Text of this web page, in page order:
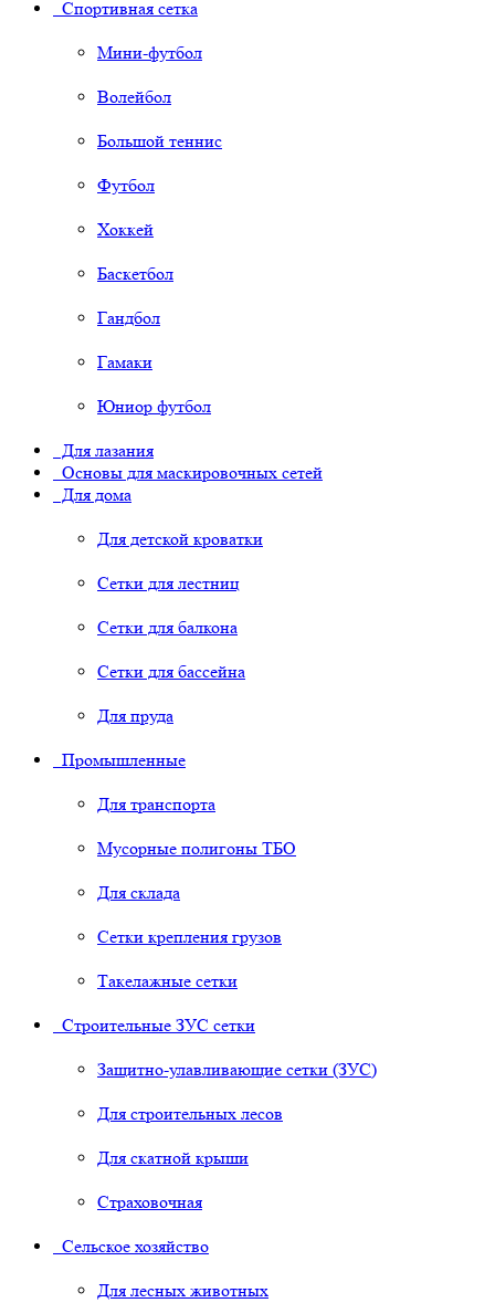
Спортивная сетка
Мини-футбол
Волейбол
Большой теннис
Футбол
Хоккей
Баскетбол
Гандбол
Гамаки
Юниор футбол
Для лазания
Основы для маскировочных сетей
Для дома
Для детской кроватки
Сетки для лестниц
Сетки для балкона
Сетки для бассейна
Для пруда
Промышленные
Для транспорта
Мусорные полигоны ТБО
Для склада
Сетки крепления грузов
Такелажные сетки
Строительные ЗУС сетки
Защитно-улавливающие сетки (ЗУС)
Для строительных лесов
Для скатной крыши
Страховочная
Сельское хозяйство
Для лесных животных